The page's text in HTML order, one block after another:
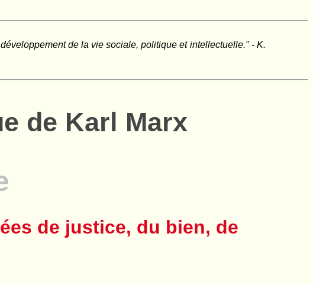
de la vie sociale, politique et intellectuelle." - K.
de Karl Marx
de justice, du bien, de